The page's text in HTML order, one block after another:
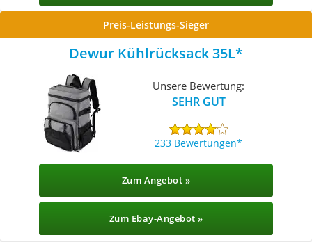
Preis-Leistungs-Sieger
Dewur Kühlrücksack 35L
Unsere Bewertung:
SEHR GUT
233 Bewertungen
Zum Angebot »
Zum Ebay-Angebot »